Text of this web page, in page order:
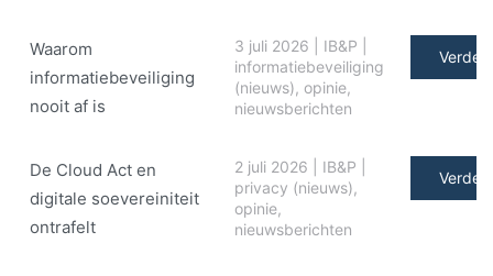
Waarom
informatiebeveiliging
nooit af is
3 juli 2026 IB&P
informatiebeveiliging
(nieuws), opinie,
nieuwsberichten
Verder
De Cloud Act en
digitale soe­ve­rei­ni­teit
ontrafelt
2 juli 2026 IB&P
privacy (nieuws),
opinie,
nieuwsberichten
Verder